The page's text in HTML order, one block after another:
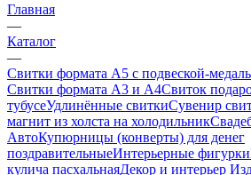
Главная
—
Каталог
—
Свитки формата А5 с подвеской-
Свитки формата А3 и А4Свиток
тубусеУдлинённые свиткиСувенир
магнит из холста на холодильник
АвтоКупюрницы (конверты) для денег
поздравительныеИнтерьерные фигурки
кулича пасхальнаяДекор и интерьер